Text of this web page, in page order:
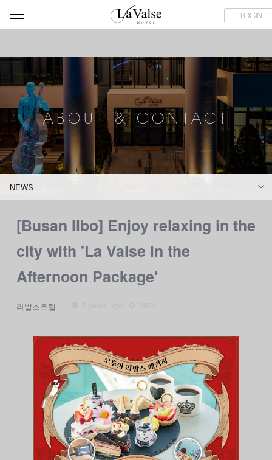
라
발
스
호
텔
LOGIN
SERVICE FACILITIES ABOUT & CONTACT HOTEL GUIDE
ABOUT & CONTACT
NEWS
[Busan Ilbo] Enjoy relaxing in the
city with 'La Valse in the
Afternoon Package'
라발스호텔